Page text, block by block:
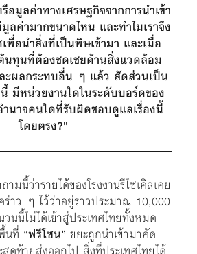
อมูลค่าทางเศรษฐกิจจากการนำเข้า
ลค่ามากขนาดไหน และทำไมเราจึง
พื่อนำสิ่งที่เป็นพิษเข้ามา และเมื่อ
นทุนที่ต้องชดเชยด้านสิ่งแวดล้อม
ะผลกระทบอื่น ๆ แล้ว สัดส่วนเป็น
มีหน่วยงานใดในระดับบอร์ดของ
นาจคนใดที่รับผิดชอบดูแลเรื่องนี้
โดยตรง?”
ามนี้ว่ารายได้ของโรงงานรีไซเคิลเคย
าว ๆ ไว้ว่าอยู่ราวประมาณ 10,000
นนี้ไม่ได้เข้าสู่ประเทศไทยทั้งหมด
นที่ “ฟรีโซน” ขยะถูกนำเข้ามาคัด